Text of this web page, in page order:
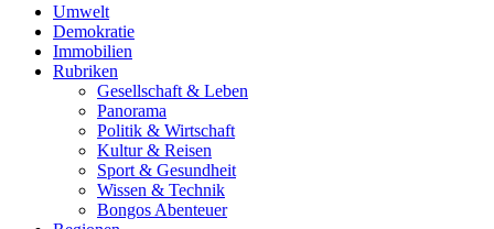
Umwelt
Demokratie
Immobilien
Rubriken
Gesellschaft & Leben
Panorama
Politik & Wirtschaft
Kultur & Reisen
Sport & Gesundheit
Wissen & Technik
Bongos Abenteuer